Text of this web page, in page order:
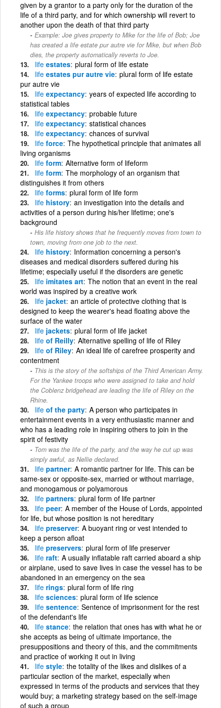
given by a grantor to a party only for the duration of the
life of a third party, and for which ownership will revert to
another upon the death of that third party
Example: Joe gives property to Mike for the life of Bob; Joe
has created a life estate pur autre vie for Mike, but when Bob
dies, the property automatically reverts to Joe.
life estates plural form of life estate
life estates pur autre vie plural form of life estate
pur autre vie
life expectancy years of expected life according to
statistical tables
life expectancy probable future
life expectancy statistical chances
life expectancy chances of survival
life force The hypothetical principle that animates all
living organisms
life form Alternative form of lifeform
life form The morphology of an organism that
distinguishes it from others
life forms plural form of life form
life history an investigation into the details and
activities of a person during his/her lifetime; one's
background
His life history shows that he frequently moves from town to
town, moving from one job to the next.
life history Information concerning a person's
diseases and medical disorders suffered during his
lifetime; especially useful if the disorders are genetic
life imitates art The notion that an event in the real
world was inspired by a creative work
life jacket an article of protective clothing that is
designed to keep the wearer's head floating above the
surface of the water
life jackets plural form of life jacket
life of Reilly Alternative spelling of life of Riley
life of Riley An ideal life of carefree prosperity and
contentment
This is the story of the softships of the Third American Army.
For the Yankee troops who were assigned to take and hold
the Coblenz bridgehead are leading the life of Riley on the
Rhine.
life of the party A person who participates in
entertainment events in a very enthusiastic manner and
who has a leading role in inspiring others to join in the
spirit of festivity
Tom was the life of the party, and the way he cut up was
simply awful, as Nellie declared.
life partner A romantic partner for life. This can be
same-sex or opposite-sex, married or without marriage,
and monogamous or polyamorous
life partners plural form of life partner
life peer A member of the House of Lords, appointed
for life, but whose position is not hereditary
life preserver A buoyant ring or vest intended to
keep a person afloat
life preservers plural form of life preserver
life raft A usually inflatable raft carried aboard a ship
or airplane, used to save lives in case the vessel has to be
abandoned in an emergency on the sea
life rings plural form of life ring
life sciences plural form of life science
life sentence Sentence of imprisonment for the rest
of the defendant's life
life stance the relation that ones has with what he or
she accepts as being of ultimate importance, the
presuppositions and theory of this, and the commitments
and practice of working it out in living
life style the totality of the likes and dislikes of a
particular section of the market, especially when
expressed in terms of the products and services that they
would buy; a marketing strategy based on the self-image
of such a group